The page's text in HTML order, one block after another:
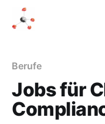
Berufe
Jobs für